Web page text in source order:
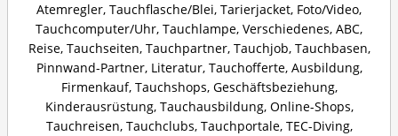
Atemregler, Tauchflasche/Blei, Tarierjacket, Foto/Video,
Tauchcomputer/Uhr, Tauchlampe, Verschiedenes, ABC,
Reise, Tauchseiten, Tauchpartner, Tauchjob, Tauchbasen,
Pinnwand-Partner, Literatur, Tauchofferte, Ausbildung,
Firmenkauf, Tauchshops, Geschäftsbeziehung,
Kinderausrüstung, Tauchausbildung, Online-Shops,
Tauchreisen, Tauchclubs, Tauchportale, TEC-Diving,